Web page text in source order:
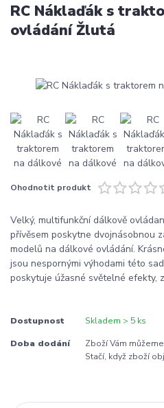
RC Náklaďák s
ovládání Žlutá
Ohodnotit produkt
Velký, multifunkční dálkově
přívěsem poskytne dvojnásobnou
modelů na dálkové ovládání.
jsou nespornými výhodami této
poskytuje úžasné světelné efekty,
Dostupnost Skladem > 5 ks
Doba dodání
Zboží Vám
Stačí, když zboží